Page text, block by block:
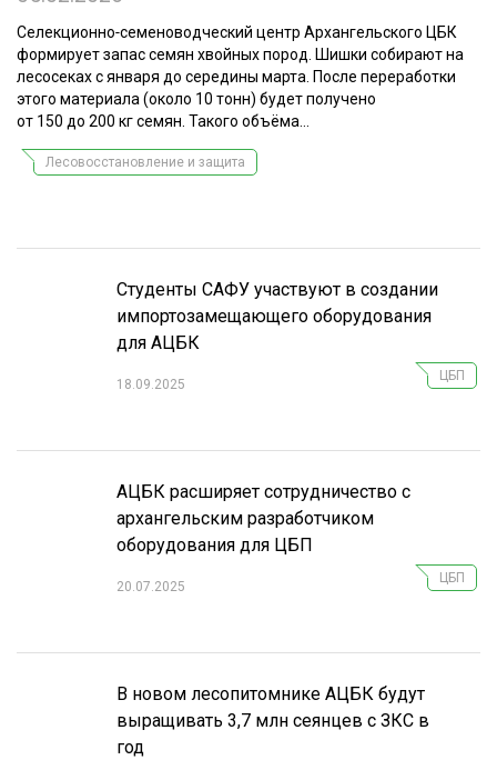
ЛЕСОПИЛЕНИЕ
ДЕРЕВЯННОЕ ДОМОСТРОЕНИЕ
БЕЗОПАСНОЕ ПРОИЗВОДСТВО
СОРТИРОВКА ДРЕВЕСИНЫ
Селекционно‑семеноводческий центр Архангельского ЦБК
формирует запас семян хвойных пород. Шишки собирают на
лесосеках с января до середины марта. После переработки
этого материала (около 10 тонн) будет получено
от 150 до 200 кг семян. Такого объёма...
Лесовосстановление и защита
Студенты САФУ участвуют в создании
импортозамещающего оборудования
для АЦБК
18.09.2025
ЦБП
АЦБК расширяет сотрудничество с
архангельским разработчиком
оборудования для ЦБП
20.07.2025
ЦБП
В новом лесопитомнике АЦБК будут
выращивать 3,7 млн сеянцев с ЗКС в
год